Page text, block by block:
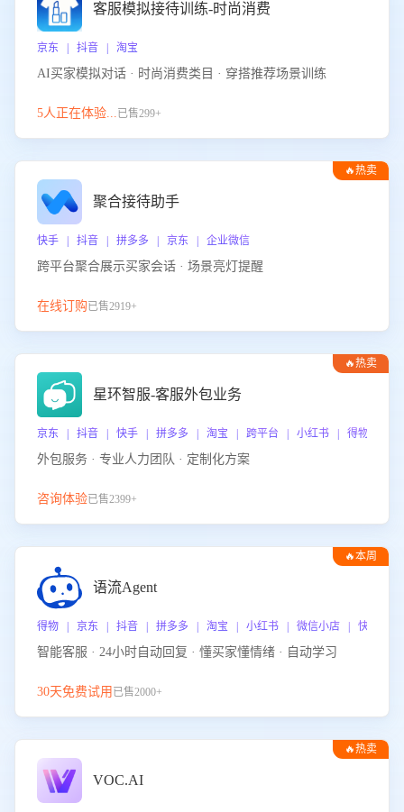
客服模拟接待训练-时尚消费
京东 | 抖音 | 淘宝
AI买家模拟对话 · 时尚消费类目 · 穿搭推荐场景训练
5人正在体验...已售299+
🔥热卖
聚合接待助手
快手 | 抖音 | 拼多多 | 京东 | 企业微信
跨平台聚合展示买家会话 · 场景亮灯提醒
在线订购已售2919+
🔥热卖
星环智服-客服外包业务
京东 | 抖音 | 快手 | 拼多多 | 淘宝 | 跨平台 | 小红书 | 得物 | 企
外包服务 · 专业人力团队 · 定制化方案
咨询体验已售2399+
🔥本周
语流Agent
得物 | 京东 | 抖音 | 拼多多 | 淘宝 | 小红书 | 微信小店 | 快手 |
智能客服 · 24小时自动回复 · 懂买家懂情绪 · 自动学习
30天免费试用 已售2000+
🔥热卖
VOC.AI